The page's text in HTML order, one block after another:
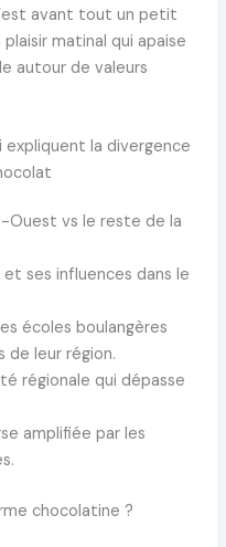
avant tout un petit
matinal qui apaise
autour de valeurs
expliquent la divergence
Ouest vs le reste de la
ses influences dans le
écoles boulangères
de leur région.
régionale qui dépasse
amplifiée par les
chocolatine ?